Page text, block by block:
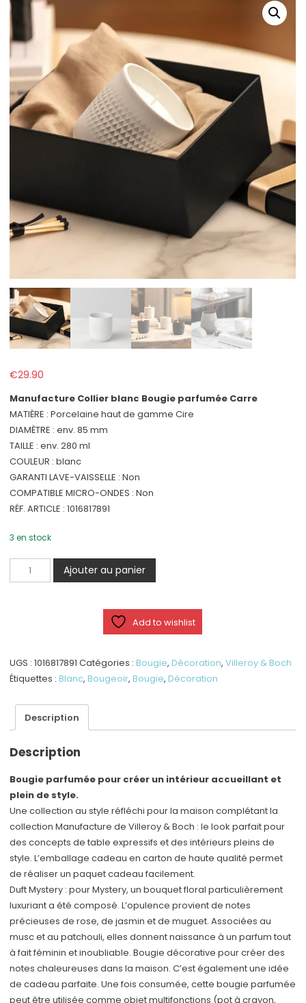
€29.90
Manufacture Collier blanc Bougie parfumée Carre
MATIÈRE : Porcelaine haut de gamme Cire
DIAMÈTRE : env. 85 mm
TAILLE : env. 280 ml
COULEUR : blanc
GARANTI LAVE-VAISSELLE : Non
COMPATIBLE MICRO-ONDES : Non
RÉF. ARTICLE : 1016817891
3 en stock
quantité
de
parfumée
Carre
Ajouter au panier
Add to wishlist
UGS :1016817891 Catégories :Bougie,Décoration,Villeroy & Boch
Étiquettes :Blanc,Bougeoir,Bougie,Décoration
Description
Description
Bougie parfumée pour créer un intérieur accueillant et
plein de style.
Une collection au style réfléchi pour la maison complétant la
collection Manufacture de Villeroy & Boch : le look parfait pour
des concepts de table expressifs et des intérieurs pleins de
style. L’emballage cadeau en carton de haute qualité permet
de réaliser un paquet cadeau facilement.
Duft Mystery : pour Mystery, un bouquet floral particulièrement
luxuriant a été composé. L’opulence provient de notes
précieuses de rose, de jasmin et de muguet. Associées au
musc et au patchouli, elles donnent naissance à un parfum tout
à fait féminin et inoubliable. Bougie décorative pour créer des
notes chaleureuses dans la maison. C’est également une idée
de cadeau parfaite. Une fois consumée, cette bougie parfumée
peut être utilisée comme objet multifonctions (pot à crayon,